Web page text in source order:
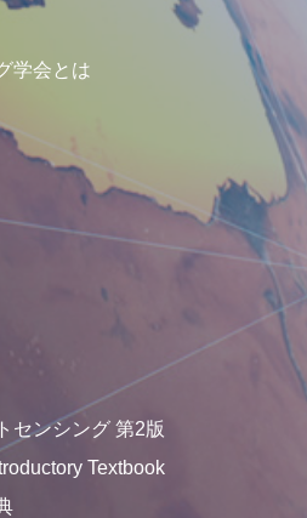
学会とは
センシング 第2版
Textbook